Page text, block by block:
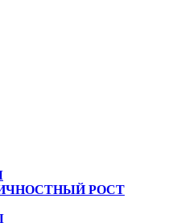
РОСТ